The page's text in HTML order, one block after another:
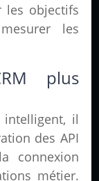
les objectifs
les
plus
intelligent, il
des API
connexion
métier.